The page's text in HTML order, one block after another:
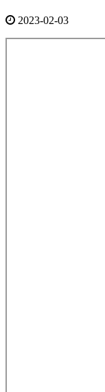
2023-02-03